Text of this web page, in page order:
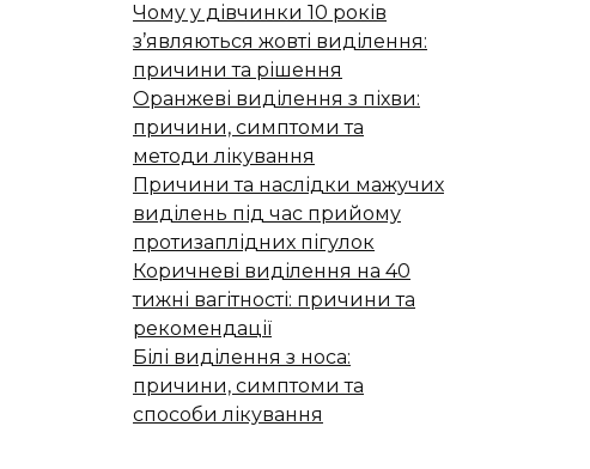
Чому у дівчинки 10 років
з’являються жовті виділення:
причини та рішення
Оранжеві виділення з піхви:
причини, симптоми та
методи лікування
Причини та наслідки мажучих
виділень під час прийому
протизаплідних пігулок
Коричневі виділення на 40
тижні вагітності: причини та
рекомендації
Білі виділення з носа:
причини, симптоми та
способи лікування